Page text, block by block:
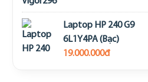
Laptop HP 240 G9
6L1Y4PA (Bạc)
19.000.000đ